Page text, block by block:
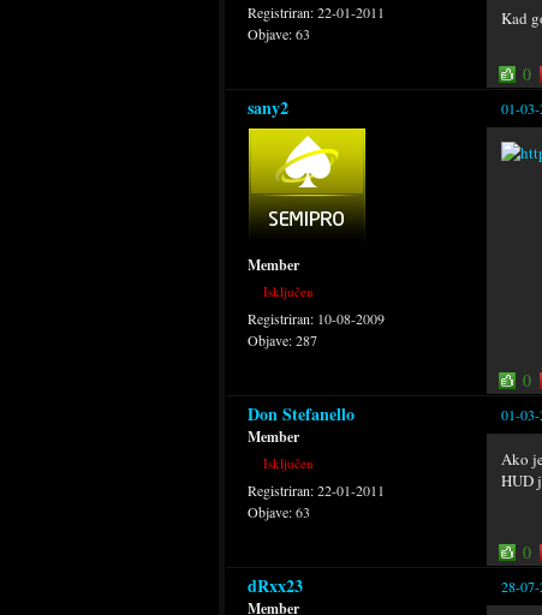
Registriran:22-01-2011
Objave:63
Kad
0
sany2 01-
Member
Isključen
Registriran: 10-08-2009
Objave:287
0
Don Stefanello 01-
Member
Isključen
Registriran:22-01-2011
Objave:63
Ako
HUD
0
dRxx23 28-
Member